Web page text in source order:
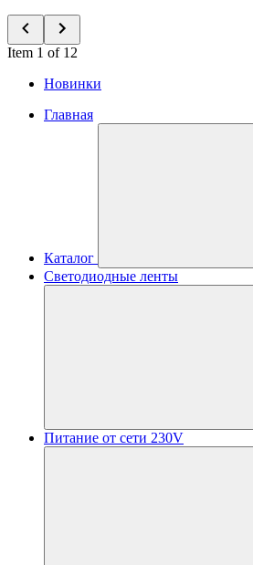
Item 1 of 12
Новинки
Главная
Каталог
Светодиодные ленты
Питание от сети 230V